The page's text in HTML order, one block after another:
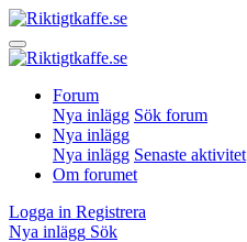
Forum
Nya inlägg Sök forum
Nya inlägg
Nya inlägg Senaste aktivitet
Om forumet
Logga in Registrera
Nya inlägg Sök